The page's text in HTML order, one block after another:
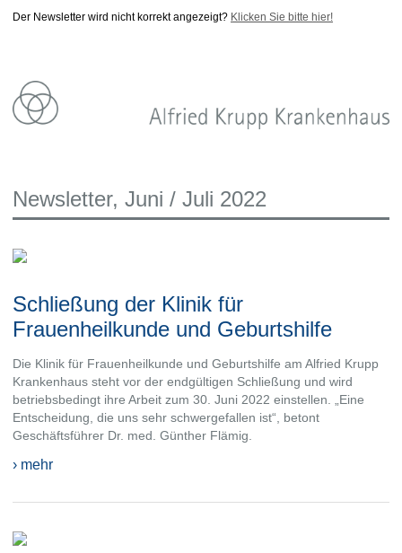
Der Newsletter wird nicht korrekt angezeigt? Klicken Sie bitte hier!
Newsletter, Juni / Juli 2022
Schließung der Klinik für
Frauenheilkunde und Geburtshilfe
Die Klinik für Frauenheilkunde und Geburtshilfe am Alfried Krupp
Krankenhaus steht vor der endgültigen Schließung und wird
betriebsbedingt ihre Arbeit zum 30. Juni 2022 einstellen. „Eine
Entscheidung, die uns sehr schwergefallen ist“, betont
Geschäftsführer Dr. med. Günther Flämig.
› mehr